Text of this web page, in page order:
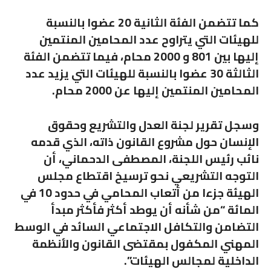
كما تتضمن الفئة الثانية 20 عضوا بالنسبة
للهيئات التي يتراوح عدد المحامين المنتمين
إليها بين 801 و 2000 محام، فيما تتضمن الفئة
الثالثة 30 عضوا بالنسبة للهيئات التي يزيد عدد
المحامين المنتمين إليها عن 2000 محام.
وسجل تقرير لجنة العدل والتشريع وحقوق
الإنسان حول مشروع القانون ذاته، الذي قدمه
نائب رئيس اللجنة، المصطفى الدحماني، أن
التوجه التشريعي نحو ترسيخ اقتطاع مجلس
الهيئة جزءا من أتعاب المحامي في حدود 10 في
المائة “من شأنه أن يوطد أكثر فأكثر مبدأ
التضامن والتكافل الاجتماعي السائد في الوسط
المهني المكفول بمقتضى القانون والأنظمة
الداخلية لمجالس الهيئات”.